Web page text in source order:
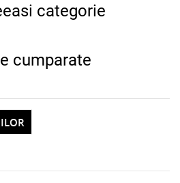
categorie
cumparate